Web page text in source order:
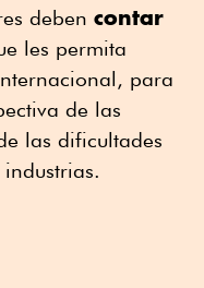
deben contar
les permita
para
de las
las dificultades